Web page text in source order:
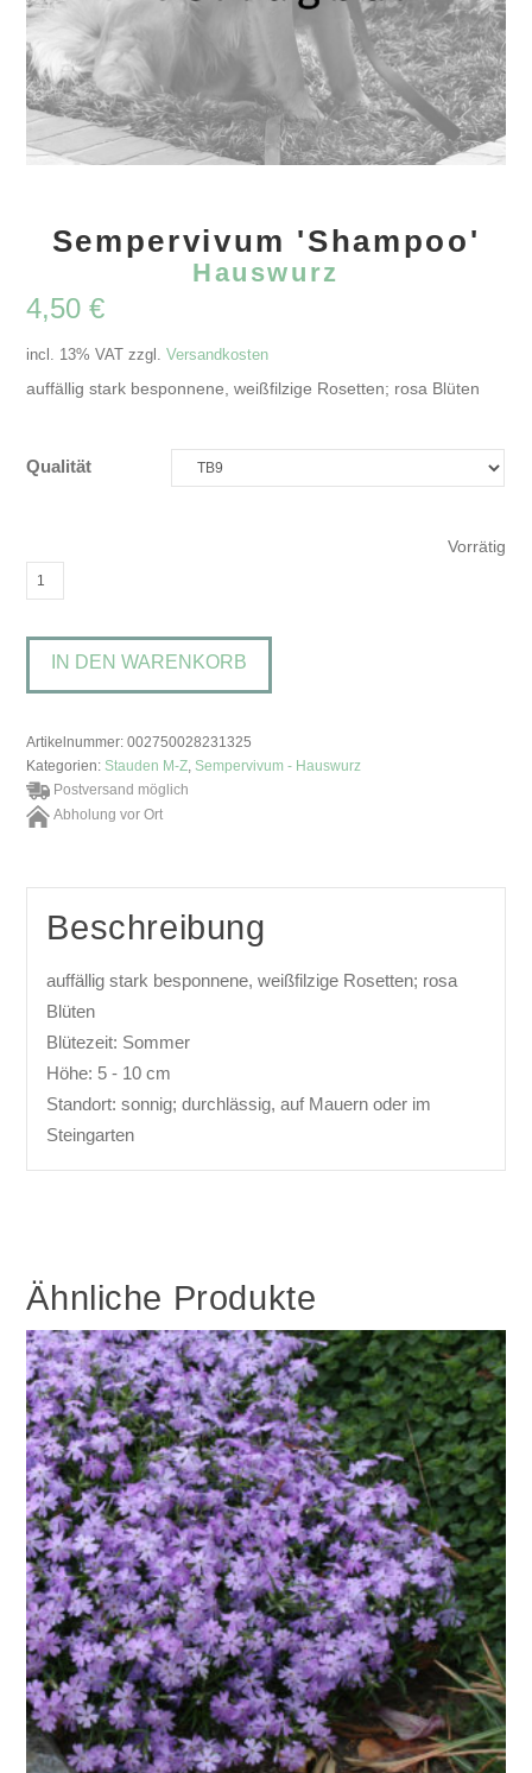
Sempervivum 'Shampoo'
Hauswurz
4,50€
incl. 13% VAT zzgl.Versandkosten
auffällig stark besponnene, weißfilzige Rosetten; rosa Blüten
Qualität
Vorrätig
Sempervivum
Menge
IN DEN WARENKORB
Artikelnummer:002750028231325
Kategorien: Stauden M-Z Sempervivum - Hauswurz
Postversand möglich
Abholung vor Ort
Beschreibung
auffällig stark besponnene, weißfilzige Rosetten; rosa
Blüten
Blütezeit: Sommer
Höhe: 5 - 10 cm
Standort: sonnig; durchlässig, auf Mauern oder im
Steingarten
Ähnliche Produkte